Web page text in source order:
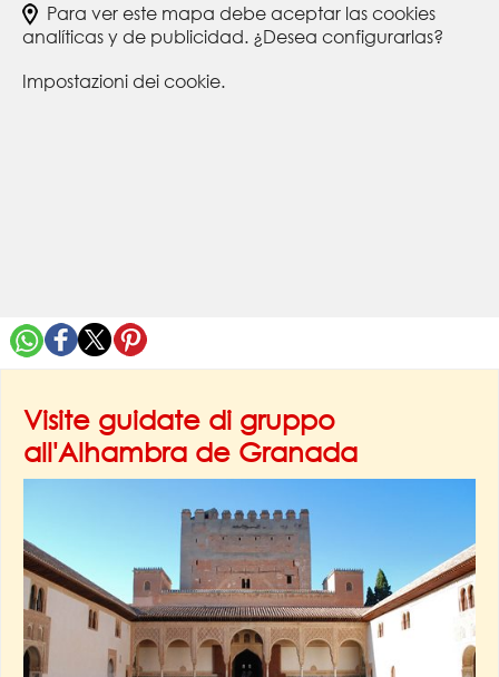
Para ver este mapa debe aceptar las cookies
analíticas y de publicidad. ¿Desea configurarlas?
Impostazioni dei cookie.
Visite guidate di gruppo
all'Alhambra de Granada